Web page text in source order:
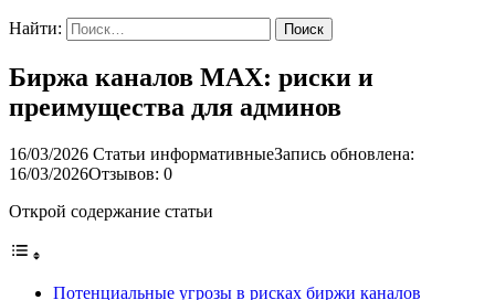
Найти:
Биржа каналов MAX: риски и
преимущества для админов
16/03/2026 Статьи информативныеЗапись обновлена:
16/03/2026Отзывов: 0
Открой содержание статьи
Потенциальные угрозы в рисках биржи каналов